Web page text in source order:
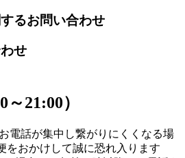
るお問い合わせ
せ
～21:00）
電話が集中し繋がりにくくなる場
をおかけして誠に恐れ入ります